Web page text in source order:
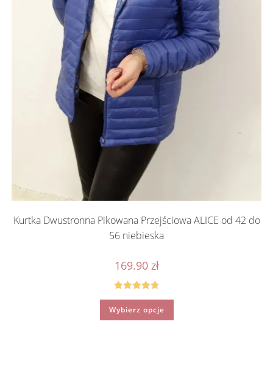
Kurtka Dwustronna Pikowana Przejściowa ALICE od 42 do
56 niebieska
169.90 zł
Oceniono
4.75na 5
Wybierz opcje
Ten
ma